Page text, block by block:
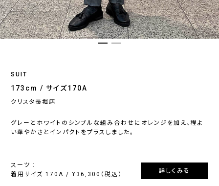
SUIT
173cm / サイズ170A
クリスタ長堀店
グレーとホワイトのシンプルな組み合わせにオレンジを加え、程よ
い華やかさとインパクトをプラスしました。
スーツ :
着用サイズ 170A / ¥36,300（税込）
詳しくみる